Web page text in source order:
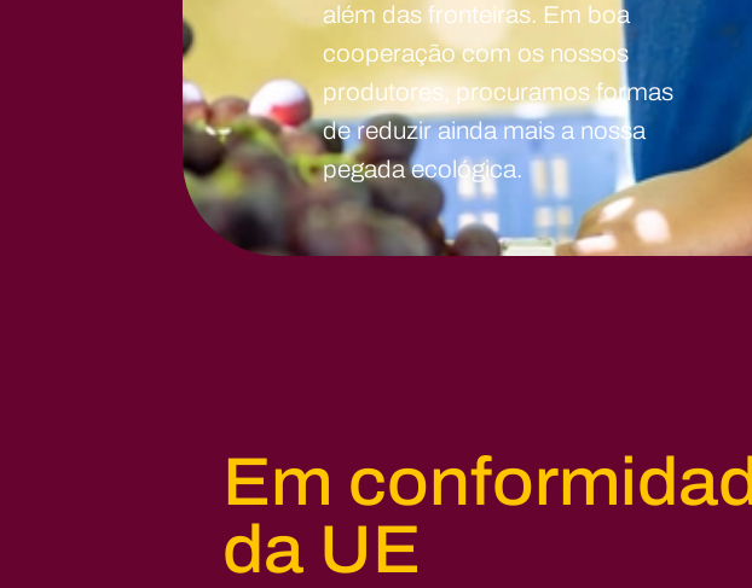
além das fronteiras. Em boa
cooperação com os nossos
produtores, procuramos formas
de reduzir ainda mais a nossa
pegada ecológica.
Em
da UE